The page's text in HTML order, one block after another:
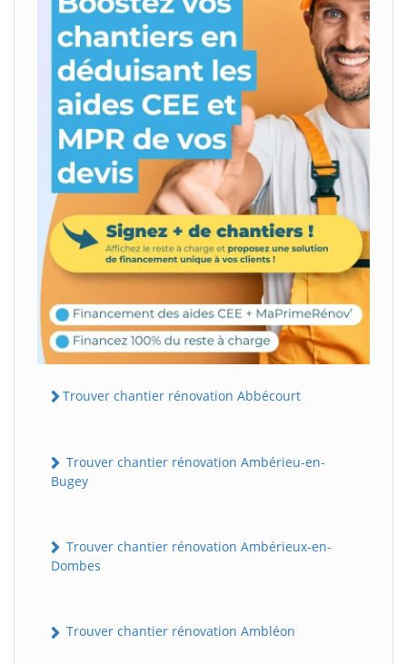
Trouver chantier rénovation Abbécourt
Trouver chantier rénovation Ambérieu-en-
Bugey
Trouver chantier rénovation Ambérieux-en-
Dombes
Trouver chantier rénovation Ambléon